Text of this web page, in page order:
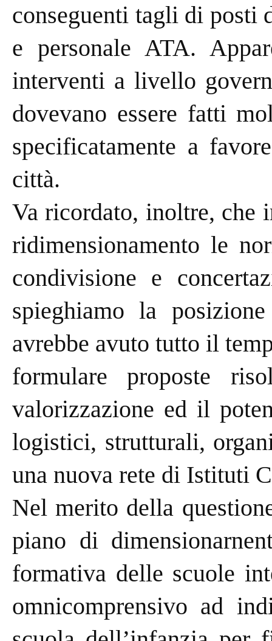
conseguenti tagli di posti
e personale ATA.
interventi a livello
dovevano essere fatti
specificatamente a
città.
Va ricordato, inoltre, che
ridimensionamento le
condivisione e
spieghiamo la
avrebbe avuto tutto il
formulare proposte
valorizzazione ed il
logistici, strutturali,
una nuova rete di Istituti
Nel merito della
piano di
formativa delle scuole
omnicomprensivo ad